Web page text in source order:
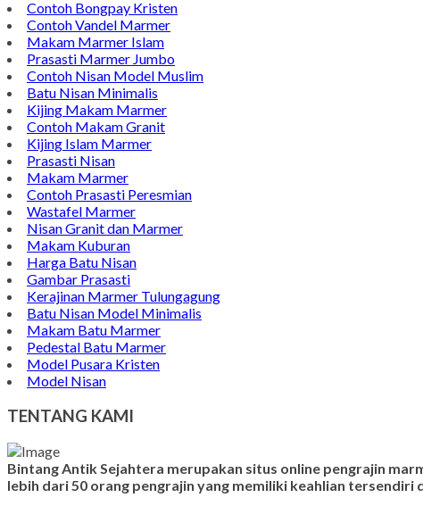
Contoh Bongpay Kristen
Contoh Vandel Marmer
Makam Marmer Islam
Prasasti Marmer Jumbo
Contoh Nisan Model Muslim
Batu Nisan Minimalis
Kijing Makam Marmer
Contoh Makam Granit
Kijing Islam Marmer
Prasasti Nisan
Makam Marmer
Contoh Prasasti Peresmian
Wastafel Marmer
Nisan Granit dan Marmer
Makam Kuburan
Harga Batu Nisan
Gambar Prasasti
Kerajinan Marmer Tulungagung
Batu Nisan Model Minimalis
Makam Batu Marmer
Pedestal Batu Marmer
Model Pusara Kristen
Model Nisan
TENTANG KAMI
Bintang Antik Sejahtera merupakan situs online pengrajin
lebih dari 50 orang pengrajin yang memiliki keahlian tersendiri